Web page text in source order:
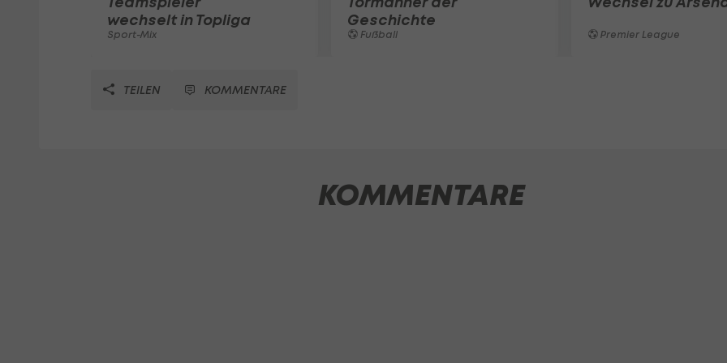
wechselt in Topliga
Sport-Mix
Geschichte
Fußball Premier League
TEILEN KOMMENTARE
KOMMENTARE